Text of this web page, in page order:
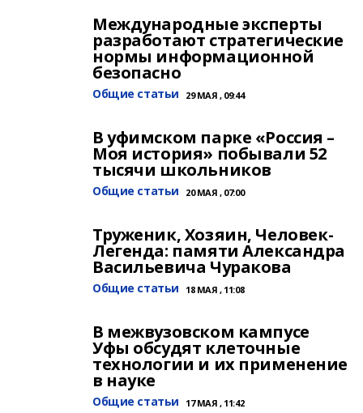
Международные эксперты
разработают стратегические
нормы информационной
безопасно
Общие статьи 29 МАЯ , 09:44
В уфимском парке «Россия –
Моя история» побывали 52
тысячи школьников
Общие статьи 20 МАЯ , 07:00
Труженик, Хозяин, Человек-
Легенда: памяти Александра
Васильевича Чуракова
Общие статьи 18 МАЯ , 11:08
В межвузовском кампусе
Уфы обсудят клеточные
технологии и их применение
в науке
Общие статьи 17 МАЯ , 11:42